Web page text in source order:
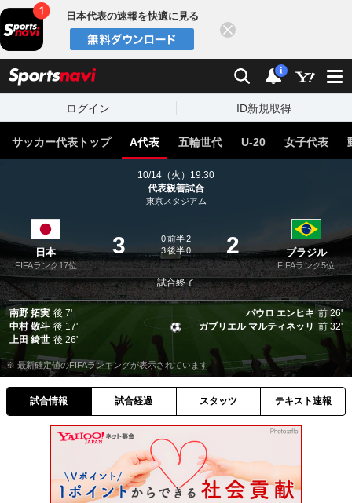
日本代表の速報を快適に見る
検索 通知
i
ログイン ID新規取得
サッカー代表トップ A代表 五輪世代 U-20 女子代表
10/14（火）19:30
代表親善試合
東京スタジアム
日本
FIFAランク17位
3 0前半2
3後半0 2 ブラジル
FIFAランク5位
試合終了
南野 拓実 後 7'
中村 敬斗 後 17'
上田 綺世 後 26'
パウロ エンヒキ 前26'
ガブリエル マルティネッリ 前 32'
※ 最新確定値のFIFAランキングが表示されています
試合情報 試合経過 スタッツ テキスト速報